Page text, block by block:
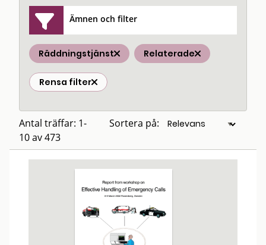
Ämnen och filter
Räddningstjänst Relaterade
Rensa filter
Antal träffar: 1-
10 av 473
Sortera på: